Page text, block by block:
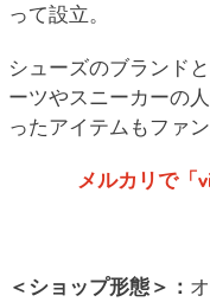
って設立。
シューズのブランド
ーツやスニーカーの
ったアイテムもファン
メルカリで「
＜ショップ形態＞：